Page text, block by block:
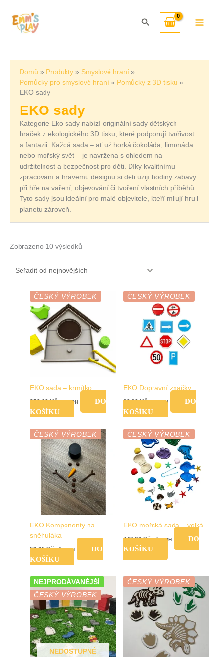
obsah
Hledat
Domů Produkty
Smyslové hraní
Pomůcky pro smyslové hraní
Pomůcky z 3D tisku
EKO sady
EKO sady
Kategorie Eko sady nabízí originální sady dětských
hraček z ekologického 3D tisku, které podporují tvořivost
a fantazii. Každá sada – ať už horká čokoláda, limonáda
nebo mořský svět – je navržena s ohledem na
udržitelnost a bezpečnost pro děti. Díky kvalitnímu
zpracování a hravému designu si děti užijí hodiny zábavy
při hře na vaření, objevování či tvoření vlastních příběhů.
Tyto sady jsou ideální pro malé objevitele, kteří milují hru i
planetu zároveň.
Zobrazeno 10 výsledků
ČESKÝ VÝROBEK
EKO sada – krmítko
359,00Kč vč. DPH
DO
KOŠÍKU
ČESKÝ VÝROBEK
EKO Dopravní značky
89,00Kč vč. DPH
DO
KOŠÍKU
ČESKÝ VÝROBEK
EKO Komponenty na
sněhuláka
59,00Kč vč. DPH
DO
KOŠÍKU
ČESKÝ VÝROBEK
EKO mořská sada – velká
449,00Kč vč. DPH
DO
KOŠÍKU
NEJPRODÁVANĚJŠÍ
ČESKÝ VÝROBEK
NEDOSTUPNÉ
ČESKÝ VÝROBEK